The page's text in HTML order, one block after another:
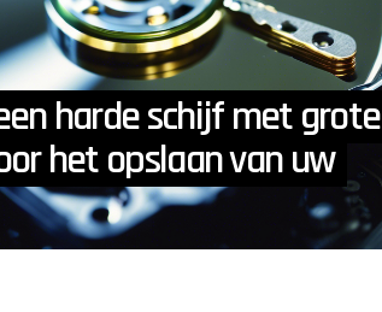
harde schijf met grote
het opslaan van uw